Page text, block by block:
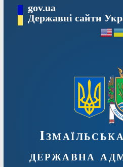
вмісту
gov.ua
Державні сайти
державна